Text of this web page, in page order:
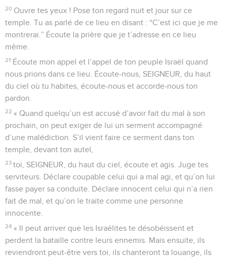
20 Ouvre tes yeux ! Pose ton regard nuit et jour sur ce
temple. Tu as parlé de ce lieu en disant : “C’est ici que je me
montrerai.” Écoute la prière que je t’adresse en ce lieu
même.
21 Écoute mon appel et l’appel de ton peuple Israël quand
nous prions dans ce lieu. Écoute-nous, SEIGNEUR, du haut
du ciel où tu habites, écoute-nous et accorde-nous ton
pardon.
22 « Quand quelqu’un est accusé d’avoir fait du mal à son
prochain, on peut exiger de lui un serment accompagné
d’une malédiction. S’il vient faire ce serment dans ton
temple, devant ton autel,
23 toi, SEIGNEUR, du haut du ciel, écoute et agis. Juge tes
serviteurs. Déclare coupable celui qui a mal agi, et qu’on lui
fasse payer sa conduite. Déclare innocent celui qui n’a rien
fait de mal, et qu’on le traite comme une personne
innocente.
24 « Il peut arriver que les Israélites te désobéissent et
perdent la bataille contre leurs ennemis. Mais ensuite, ils
reviendront peut-être vers toi, ils chanteront ta louange, ils